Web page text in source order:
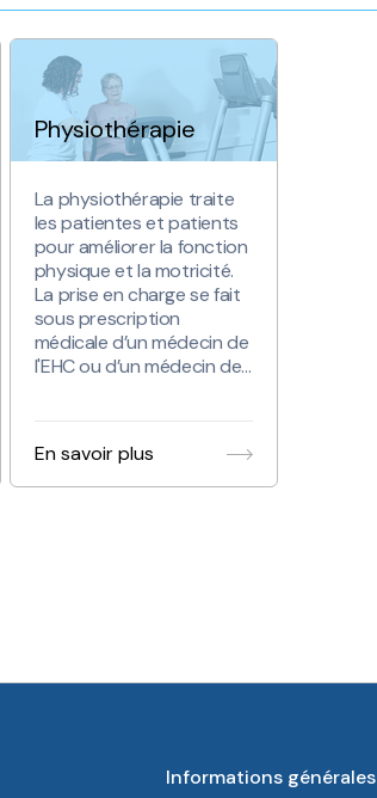
Physiothérapie
La physiothérapie traite
les patientes et patients
pour améliorer la fonction
physique et la motricité.
La prise en charge se fait
sous prescription
médicale d’un médecin de
l'EHC ou d’un médecin de…
En savoir plus
Informations générales